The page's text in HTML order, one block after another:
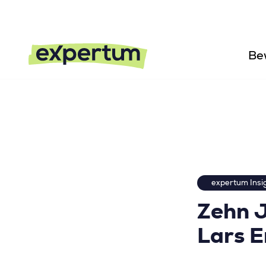
expertum
Zehn
Lars